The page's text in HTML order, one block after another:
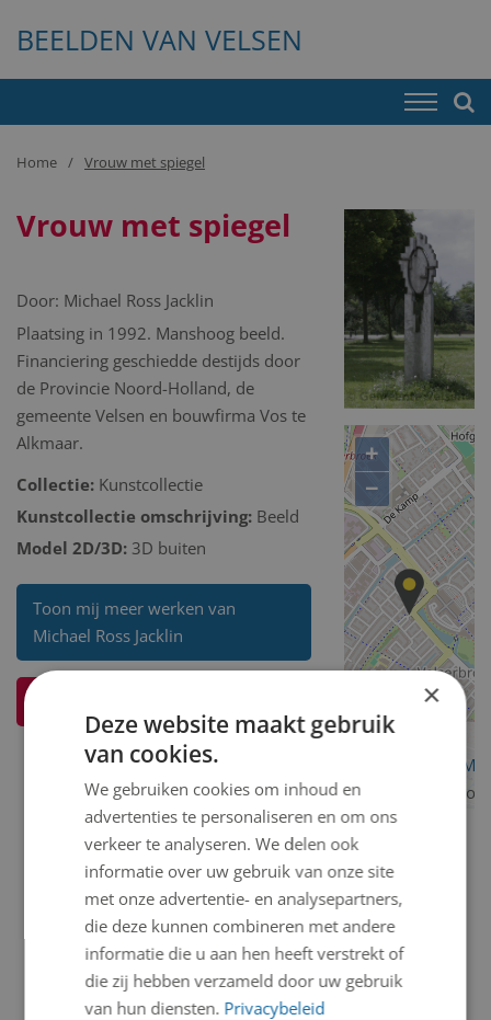
BEELDEN VAN VELSEN
Home Vrouw met spiegel
Vrouw met spiegel
Door: Michael Ross Jacklin
Plaatsing in 1992. Manshoog beeld.
Financiering geschiedde destijds door
de Provincie Noord-Holland, de
gemeente Velsen en bouwfirma Vos te
Alkmaar.
Collectie: Kunstcollectie
Kunstcollectie omschrijving: Beeld
Model 2D/3D: 3D buiten
Toon mij meer werken van
Michael Ross Jacklin
+
−
×
Deze website maakt gebruik
van cookies.
We gebruiken cookies om inhoud en
advertenties te personaliseren en om ons
verkeer te analyseren. We delen ook
informatie over uw gebruik van onze site
met onze advertentie- en analysepartners,
die deze kunnen combineren met andere
informatie die u aan hen heeft verstrekt of
die zij hebben verzameld door uw gebruik
van hun diensten. Privacybeleid